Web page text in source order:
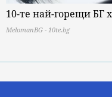
10-те най-горещи БГ
MelomanBG - 10te.bg